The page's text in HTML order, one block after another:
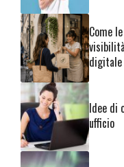
Come
digitale
Idee di
ufficio